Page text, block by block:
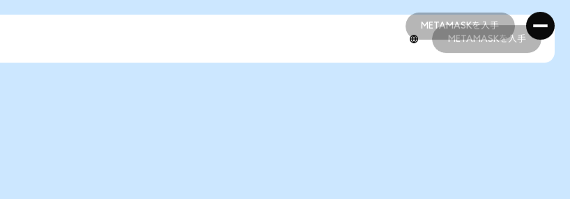
METAMASKを入手
METAMASKを入手
METAMASKを入手